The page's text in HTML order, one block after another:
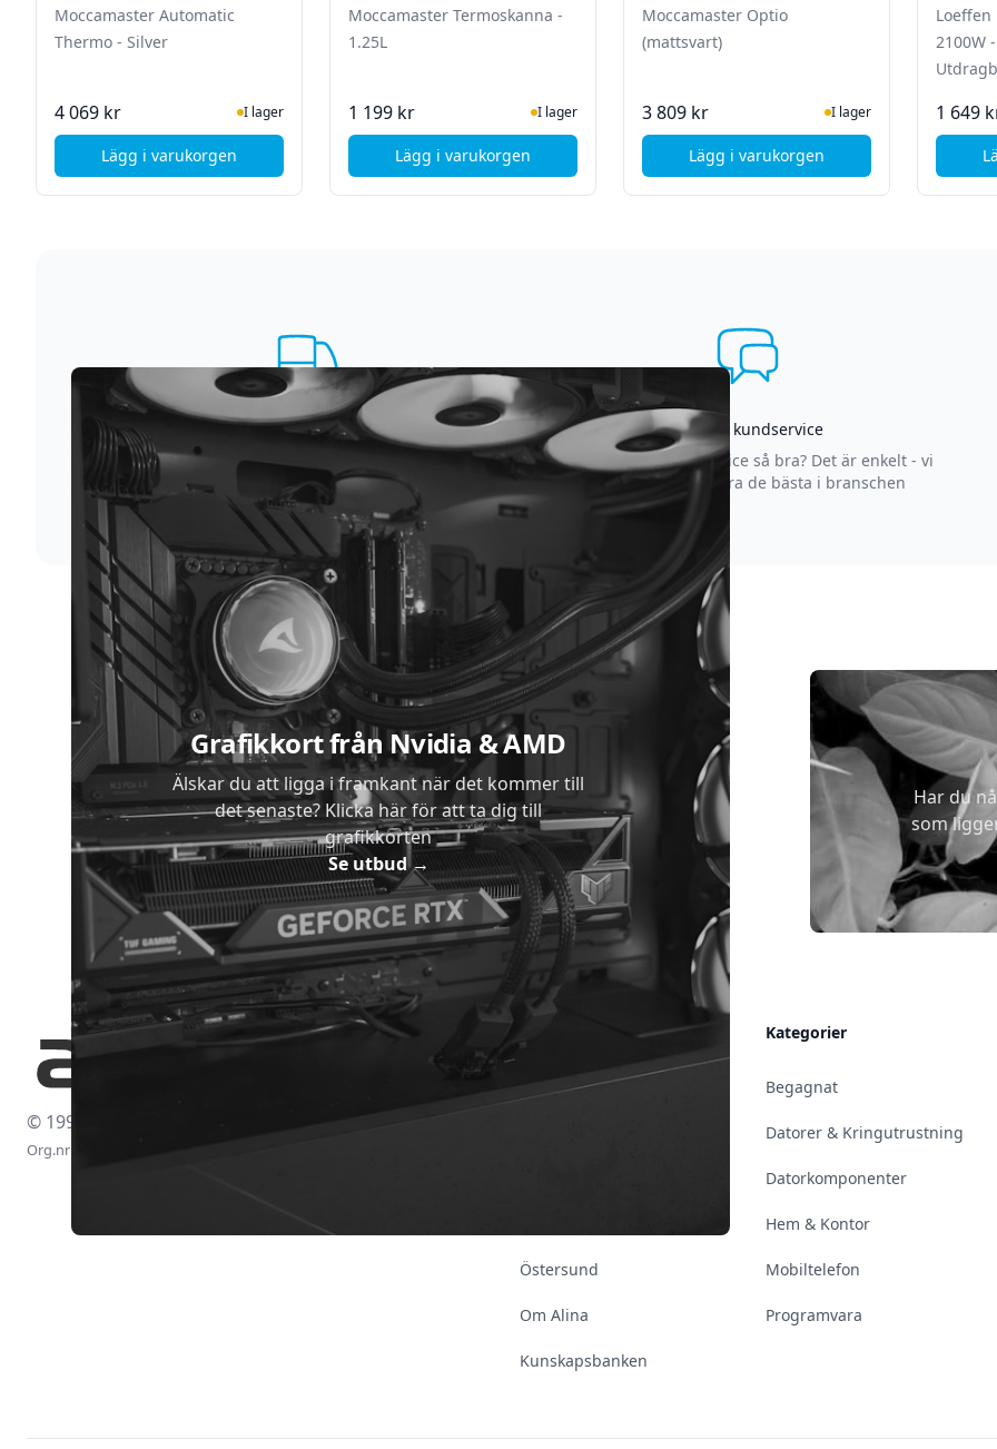
Moccamaster Automatic
Thermo - Silver
4 069 kr I lager
Lägg i varukorgen, Moccamaster Automatic Thermo - Silver
Moccamaster Termoskanna -
1.25L
1 199 kr I lager
Lägg i varukorgen, Moccamaster Termoskanna - 1.25L
Moccamaster Optio
(mattsvart)
3 809 kr I lager
Lägg i varukorgen, Moccamaster Optio (mattsvart)
Loeffen
2100W
1 649
Supersnabb leverans
Vi förstår att du inte vill vänta. Därför packar och
skickar vi dina varor med blixtens hastighet
Asgrym kundservice
Varför är vår kundservice så bra? Det är enkelt - vi
strävar efter att vara de bästa i branschen
Grafikkort från Nvidia & AMD
Älskar du att ligga i framkant när det kommer till
det senaste? Klicka här för att ta dig till
grafikkorten
Se utbud→
Har du
som
© 1997-2026
Org.nr: 556438-4260
Kontakt & Öppettider
Östersund
Om Alina
Kunskapsbanken
Kategorier
Begagnat
Datorer & Kringutrustning
Datorkomponenter
Hem & Kontor
Mobiltelefon
Programvara